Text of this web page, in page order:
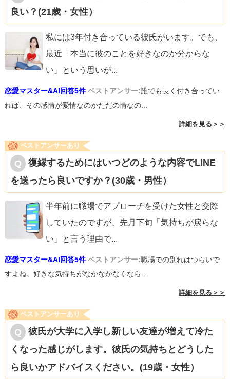
良い？(21歳・女性）
私には3年付き合っている彼氏がいます。でも、
最近「本当に彼のことを好きなのか分からな
い」という思いが...
恋愛マスター&AI回答5件 ベストアンサー:誰でも長く付き合ってい
れば、その感情が愛情なのかただの情なの...
詳細を見る＞＞
ベストアンサーあり
復縁するためにはいつどのような内容でLINE
を送ったら良いですか？(30歳・男性）
半年前に職場でアプローチを受けた女性と交際
していたのですが、先月下旬「気持ちが戻らな
い」と言う理由で...
恋愛マスター&AI回答5件 ベストアンサー:職場での別れはつらいで
すよね。好きな気持ちがなかなかなくなら...
詳細を見る＞＞
ベストアンサーあり
彼氏が大学に入学し新しい友達が増えて冷た
くなった感じがします。彼氏の気持ちとどうした
ら良いかアドバイスください。(19歳・女性）